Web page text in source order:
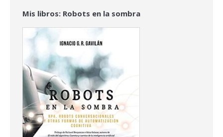
Mis libros: Robots en la sombra